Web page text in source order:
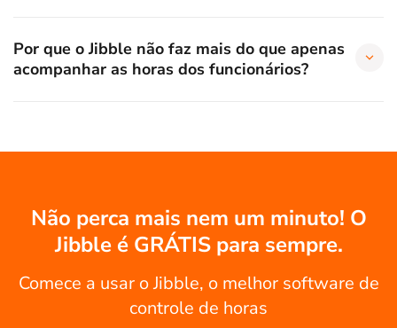
Por que o Jibble não faz mais do que apenas
acompanhar as horas dos funcionários?
Não perca mais nem um minuto! O
Jibble é GRÁTIS para sempre.
Comece a usar o Jibble, o melhor software de
controle de horas